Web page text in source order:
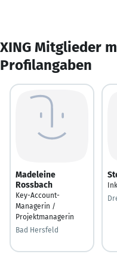
XING Mitglieder
Profilangaben
Madeleine
Rossbach
Key-Account-
Managerin /
Projektmanagerin
Bad Hersfeld